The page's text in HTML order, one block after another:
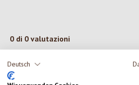
Deutsch
0 di 0 valutazioni
Valutazione media di 0 su 5 stelle
Formula una valutazione!